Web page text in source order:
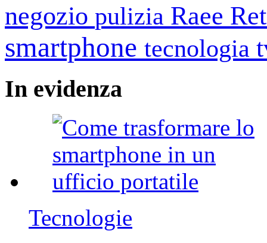
negozio pulizia Raee
smartphone tecnologia
In evidenza
Tecnologie